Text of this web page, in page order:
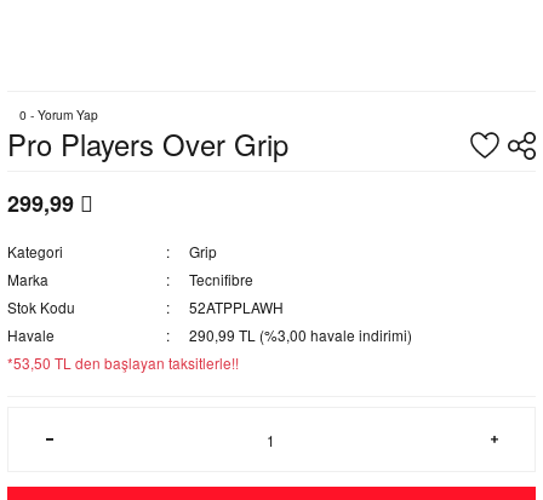
0 - Yorum Yap
Pro Players Over Grip
299,99
Kategori
Grip
Marka
Tecnifibre
Stok Kodu
52ATPPLAWH
Havale
290,99 TL (%3,00 havale indirimi)
*53,50 TL den başlayan taksitlerle!!